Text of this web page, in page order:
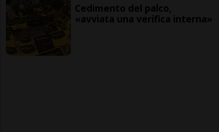
Cedimento del palco,
«avviata una verifica interna»